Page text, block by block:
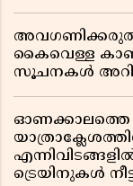
കൈവെള്ള
സൂചനകൾ
ഓണക്കാലത്തെ
ട്രെയിനുകൾ